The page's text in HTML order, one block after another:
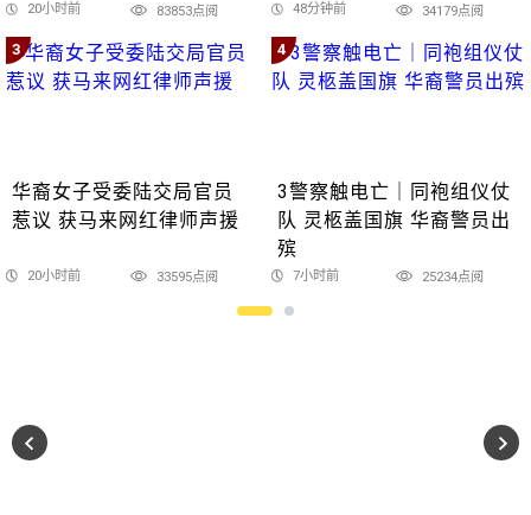
20小时前 83853点阅 48分钟前 34179点阅
3
华裔女子受委陆交局官员
惹议 获马来网红律师声援
20小时前 33595点阅
4
3警察触电亡｜同袍组仪仗
队 灵柩盖国旗 华裔警员出
殡
7小时前 25234点阅